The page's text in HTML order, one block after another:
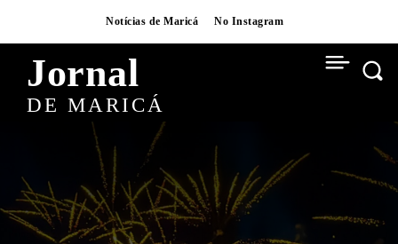
Notícias de Maricá No Instagram
Jornal
DE MARICÁ